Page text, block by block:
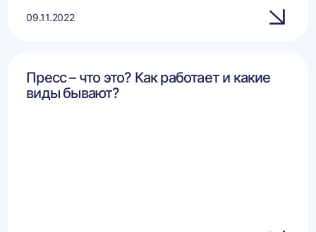
09.11.2022
Пресс – что это? Как работает и какие
виды бывают?